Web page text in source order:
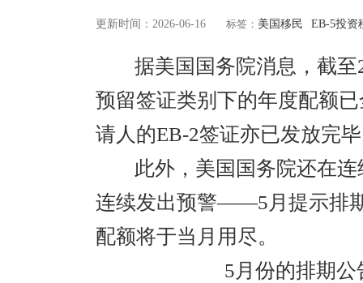
更新时间：2026-06-16 标签： 美国移民 EB-5投资
据美国国务院消息，截至
预留签证类别下的年度配额
请人的EB-2签证亦已发放完
此外，美国国务院还在
连续发出预警——5月提示排
配额将于当月用尽。
5月份的排期